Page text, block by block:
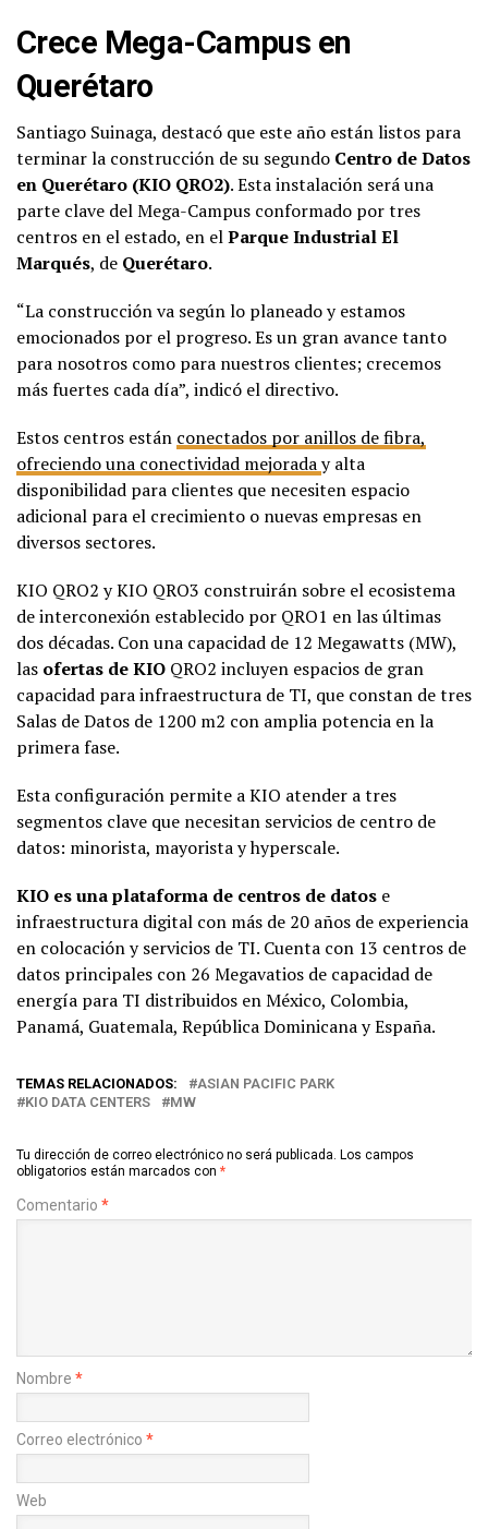
Crece Mega-Campus en
Querétaro
Santiago Suinaga, destacó que este año están listos para
terminar la construcción de su segundo Centro de Datos
en Querétaro (KIO QRO2). Esta instalación será una
parte clave del Mega-Campus conformado por tres
centros en el estado, en elParque Industrial El
Marqués, de Querétaro.
“La construcción va según lo planeado y estamos
emocionados por el progreso. Es un gran avance tanto
para nosotros como para nuestros clientes; crecemos
más fuertes cada día”, indicó el directivo.
Estos centros están conectados por anillos de fibra,
ofreciendo una conectividad mejoraday alta
disponibilidad para clientes que necesiten espacio
adicional para el crecimiento o nuevas empresas en
diversos sectores.
KIO QRO2 y KIO QRO3 construirán sobre el ecosistema
de interconexión establecido por QRO1 en las últimas
dos décadas. Con una capacidad de 12 Megawatts (MW),
las ofertas de KIO QRO2 incluyen espacios de gran
capacidad para infraestructura de TI, que constan de tres
Salas de Datos de 1200 m2 con amplia potencia en la
primera fase.
Esta configuración permite a KIO atender a tres
segmentos clave que necesitan servicios de centro de
datos: minorista, mayorista y hyperscale.
KIO es una plataforma de centros de datos e
infraestructura digital con más de 20 años de experiencia
en colocación y servicios de TI. Cuenta con 13 centros de
datos principales con 26 Megavatios de capacidad de
energía para TI distribuidos en México, Colombia,
Panamá, Guatemala, República Dominicana y España.
TEMAS RELACIONADOS:
ASIAN PACIFIC PARK
KIO DATA CENTERS
MW
Tu dirección de correo electrónico no será publicada. Los campos
obligatorios están marcados con *
Comentario *
Nombre *
Correo electrónico *
Web